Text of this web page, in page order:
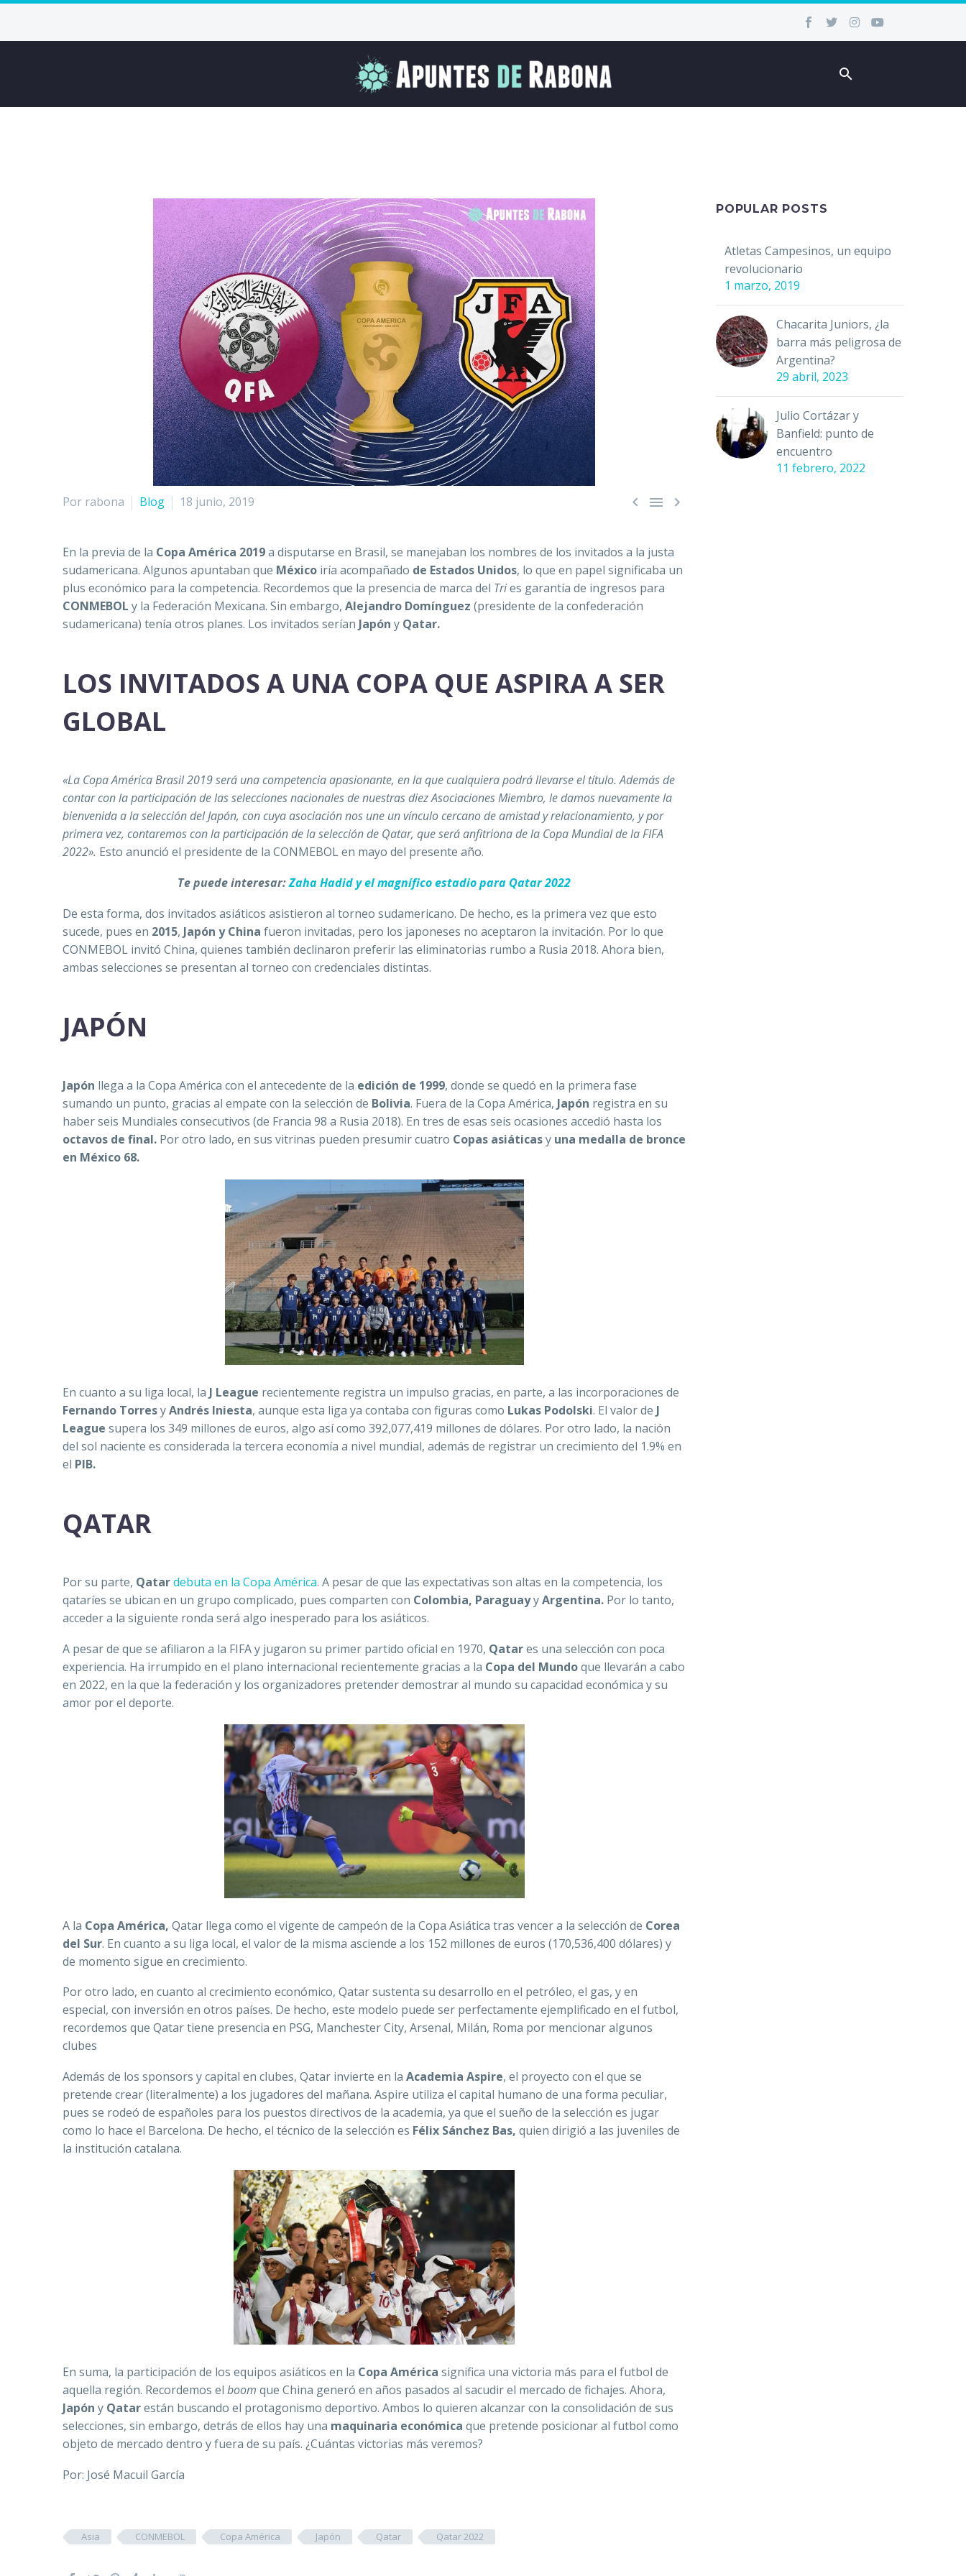
  
Por rabona Blog 18 junio, 2019
En la previa de la Copa América 2019a disputarse en Brasil, se manejaban los nombres de los invitados a la justa
sudamericana. Algunos apuntaban que México iría acompañado de Estados Unidos, lo que en papel significaba un
plus económico para la competencia. Recordemos que la presencia de marca del Tries garantía de ingresos para
CONMEBOL y la Federación Mexicana. Sin embargo, Alejandro Domínguez (presidente de la confederación
sudamericana) tenía otros planes. Los invitados serían Japón y Qatar.
LOS INVITADOS A UNA COPA QUE ASPIRA A SER
GLOBAL
«La Copa América Brasil 2019 será una competencia apasionante, en la que cualquiera podrá llevarse el título. Además de
contar con la participación de las selecciones nacionales de nuestras diez Asociaciones Miembro, le damos nuevamente la
bienvenida a la selección del Japón, con cuya asociación nos une un vínculo cercano de amistad y relacionamiento, y por
primera vez, contaremos con la participación de la selección de Qatar, que será anfitriona de la Copa Mundial de la FIFA
2022». Esto anunció el presidente de la CONMEBOL en mayo del presente año.
Te puede interesar:Zaha Hadid y el magnífico estadio para Qatar 2022
De esta forma, dos invitados asiáticos asistieron al torneo sudamericano. De hecho, es la primera vez que esto
sucede, pues en 2015, Japón y China fueron invitadas, pero los japoneses no aceptaron la invitación. Por lo que
CONMEBOL invitó China, quienes también declinaron preferir las eliminatorias rumbo a Rusia 2018. Ahora bien,
ambas selecciones se presentan al torneo con credenciales distintas.
JAPÓN
Japón llega a la Copa América con el antecedente de la edición de 1999, donde se quedó en la primera fase
sumando un punto, gracias al empate con la selección de Bolivia. Fuera de la Copa América, Japón registra en su
haber seis Mundiales consecutivos (de Francia 98 a Rusia 2018). En tres de esas seis ocasiones accedió hasta los
octavos de final. Por otro lado, en sus vitrinas pueden presumir cuatro Copas asiáticasy una medalla de bronce
en México 68.
En cuanto a su liga local, la J League recientemente registra un impulso gracias, en parte, a las incorporaciones de
Fernando TorresyAndrés Iniesta, aunque esta liga ya contaba con figuras como Lukas Podolski. El valor de J
League supera los 349 millones de euros, algo así como 392,077,419 millones de dólares. Por otro lado, la nación
del sol naciente es considerada la tercera economía a nivel mundial, además de registrar un crecimiento del 1.9% en
el PIB.
QATAR
Por su parte, Qatardebuta en la Copa América. A pesar de que las expectativas son altas en la competencia, los
qataríes se ubican en un grupo complicado, pues comparten con Colombia, ParaguayyArgentina. Por lo tanto,
acceder a la siguiente ronda será algo inesperado para los asiáticos.
A pesar de que se afiliaron a la FIFA y jugaron su primer partido oficial en 1970, Qatares una selección con poca
experiencia. Ha irrumpido en el plano internacional recientemente gracias a la Copa del Mundoque llevarán a cabo
en 2022, en la que la federación y los organizadores pretender demostrar al mundo su capacidad económica y su
amor por el deporte.
A la Copa América, Qatar llega como el vigente de campeón de la Copa Asiática tras vencer a la selección de Corea
del Sur. En cuanto a su liga local, el valor de la misma asciende a los 152 millones de euros (170,536,400 dólares) y
de momento sigue en crecimiento.
Por otro lado, en cuanto al crecimiento económico, Qatar sustenta su desarrollo en el petróleo, el gas, y en
especial, con inversión en otros países. De hecho, este modelo puede ser perfectamente ejemplificado en el futbol,
recordemos que Qatar tiene presencia en PSG, Manchester City, Arsenal, Milán, Roma por mencionar algunos
clubes
Además de los sponsors y capital en clubes, Qatar invierte en la Academia Aspire, el proyecto con el que se
pretende crear (literalmente) a los jugadores del mañana. Aspire utiliza el capital humano de una forma peculiar,
pues se rodeó de españoles para los puestos directivos de la academia, ya que el sueño de la selección es jugar
como lo hace el Barcelona. De hecho, el técnico de la selección es Félix Sánchez Bas, quien dirigió a las juveniles de
la institución catalana.
En suma, la participación de los equipos asiáticos en la Copa América significa una victoria más para el futbol de
aquella región. Recordemos el boom que China generó en años pasados al sacudir el mercado de fichajes. Ahora,
Japón y Qatarestán buscando el protagonismo deportivo. Ambos lo quieren alcanzar con la consolidación de sus
selecciones, sin embargo, detrás de ellos hay una maquinaria económica que pretende posicionar al futbol como
objeto de mercado dentro y fuera de su país. ¿Cuántas victorias más veremos?
Por: José Macuil García
Asia CONMEBOL Copa América Japón Qatar Qatar 2022
POPULAR POSTS
Atletas Campesinos, un equipo
revolucionario
1 marzo, 2019
Chacarita Juniors, ¿la
barra más peligrosa de
Argentina?
29 abril, 2023
Julio Cortázar y
Banfield: punto de
encuentro
11 febrero, 2022